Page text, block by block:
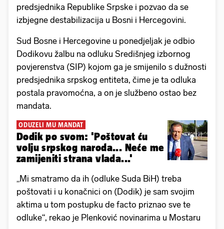
predsjednika Republike Srpske i pozvao da se
izbjegne destabilizacija u Bosni i Hercegovini.
Sud Bosne i Hercegovine u ponedjeljak je odbio
Dodikovu žalbu na odluku Središnjeg izbornog
povjerenstva (SIP) kojom ga je smijenilo s dužnosti
predsjednika srpskog entiteta, čime je ta odluka
postala pravomoćna, a on je službeno ostao bez
mandata.
ODUZELI MU MANDAT
Dodik po svom: 'Poštovat ću
volju srpskog naroda... Neće me
zamijeniti strana vlada...'
„Mi smatramo da ih (odluke Suda BiH) treba
poštovati i u konačnici on (Dodik) je sam svojim
aktima u tom postupku de facto priznao sve te
odluke“, rekao je Plenković novinarima u Mostaru